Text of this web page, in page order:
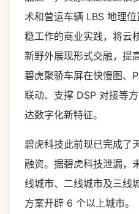
术和营运车辆 LBS 地理
稳工作的商业实践，将云
新野外展现形式交融，提
碧虎聚骄车屏在快慢图、
联动、支撑 DSP 对接等
达数字化新特征。
碧虎科技此前现已完成了
融资。据碧虎科技泄漏，
线城市、二线城市及三线
方案开辟 6 个以上城市。